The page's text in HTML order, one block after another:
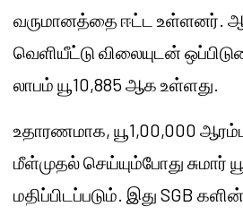
வருமானத்தை ஈட்ட
வெளியீட்டு விலையுடன்
லாபம் யூ10,885 ஆக உள்ளது.
உதாரணமாக, யூ1,00,000
மீள்முதல் செய்யும்போது சுமார்
மதிப்பிடப்படும். இது SGB